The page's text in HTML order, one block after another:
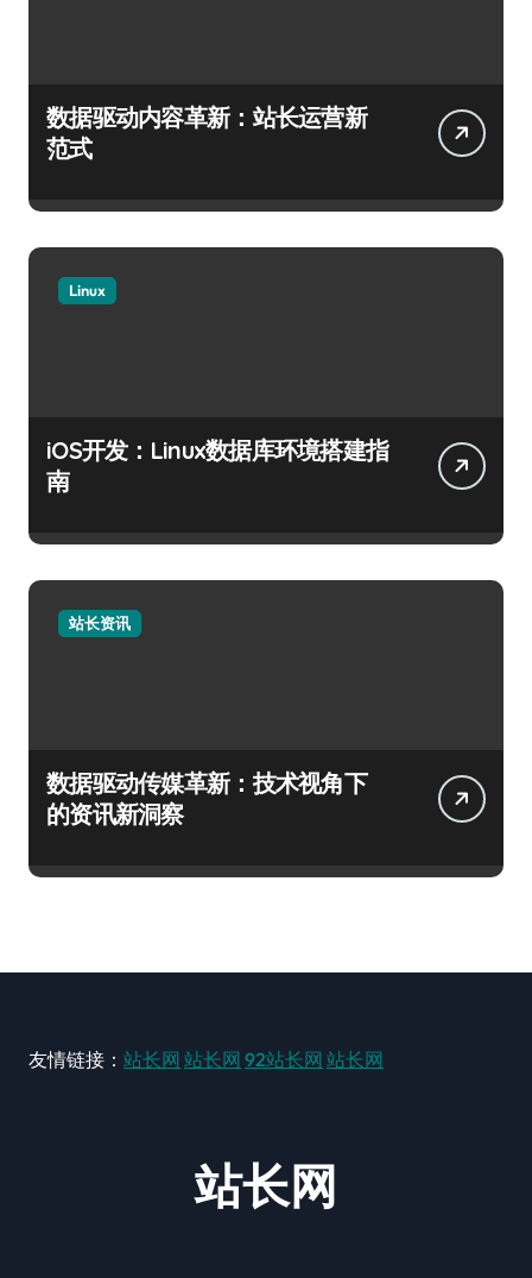
数据驱动内容革新：站长运营新
范式
Linux
iOS开发：Linux数据库环境搭建指
南
站长资讯
数据驱动传媒革新：技术视角下
的资讯新洞察
友情链接： 站长网 站长网 92站长网 站长网
站长网